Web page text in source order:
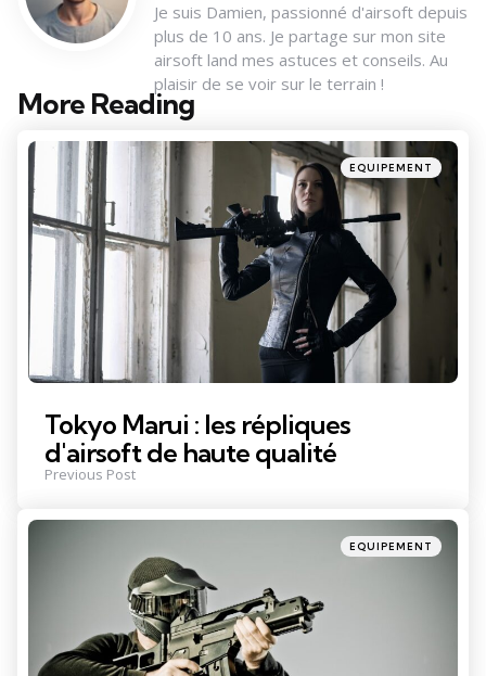
Je suis Damien, passionné d'airsoft depuis
plus de 10 ans. Je partage sur mon site
airsoft land mes astuces et conseils. Au
plaisir de se voir sur le terrain !
More Reading
Post
navigation
Posted
in
EQUIPEMENT
Tokyo Marui : les répliques
d'airsoft de haute qualité
Previous Post
Posted
in
EQUIPEMENT